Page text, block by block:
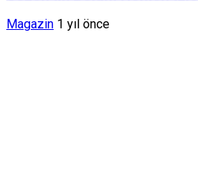
Magazin 1 yıl önce